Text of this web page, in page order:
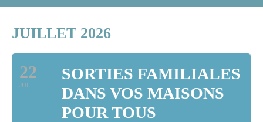
JUILLET 2026
22
JUI
SORTIES FAMILIALES
DANS VOS MAISONS
POUR TOUS